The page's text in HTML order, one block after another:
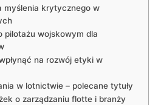
myślenia ​krytycznego w
pilotażu wojskowym dla
na rozwój ‌etyki w
w⁤ lotnictwie ⁤– polecane tytuły
o zarządzaniu flotte i branży⁢